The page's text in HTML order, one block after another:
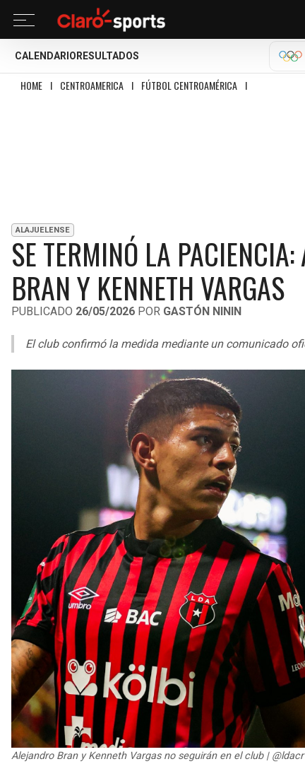
CALENDARIO RESULTADOS
HOME I CENTROAMERICA I FÚTBOL CENTROAMÉRICA I
ALAJUELENSE
SE TERMINÓ LA
BRAN Y KENNETH VARGAS
PUBLICADO 26/05/2026 POR GASTÓN NININ
El club confirmó la medida mediante un comunicado
Alejandro Bran y Kenneth Vargas no seguirán en el club | @ldacr